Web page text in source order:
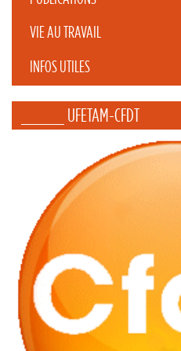
VIE AU TRAVAIL
INFOS UTILES
_____ UFETAM-CFDT